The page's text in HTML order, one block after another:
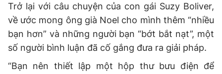
Trở lại với câu chuyện của con gái Suzy Boliver,
về ước mong ông già Noel cho mình thêm “nhiều
bạn hơn” và những người bạn “bớt bắt nạt”, một
số người bình luận đã cố gắng đưa ra giải pháp.
“Bạn nên thiết lập một hộp thư bưu điện để